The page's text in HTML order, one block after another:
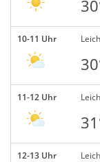
10-11 Uhr
11-12 Uhr
12-13 Uhr